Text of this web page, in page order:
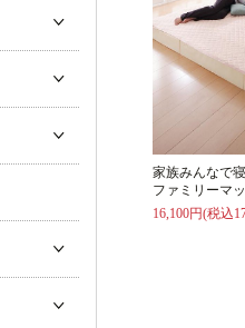
家族みんなで
ファミリーマ
16,100円(税込